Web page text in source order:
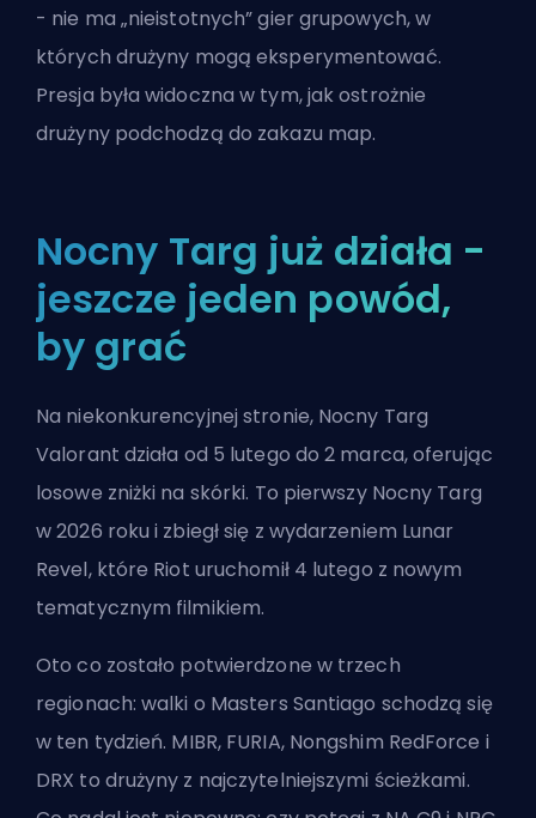
- nie ma „nieistotnych” gier grupowych, w
których drużyny mogą eksperymentować.
Presja była widoczna w tym, jak ostrożnie
drużyny podchodzą do zakazu map.
Nocny Targ już działa -
jeszcze jeden powód,
by grać
Na niekonkurencyjnej stronie, Nocny Targ
Valorant działa od 5 lutego do 2 marca, oferując
losowe zniżki na skórki. To pierwszy Nocny Targ
w 2026 roku i zbiegł się z wydarzeniem Lunar
Revel, które Riot uruchomił 4 lutego z nowym
tematycznym filmikiem.
Oto co zostało potwierdzone w trzech
regionach: walki o Masters Santiago schodzą się
w ten tydzień. MIBR, FURIA, Nongshim RedForce i
DRX to drużyny z najczytelniejszymi ścieżkami.